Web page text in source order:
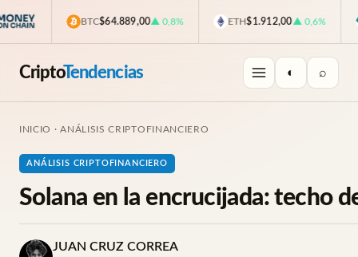
BTC$64.889,00▲ 0,8% ETH$1.912,00▲ 0,6%
CriptoTendencias ◐ ⌕
INICIO ·ANÁLISIS CRIPTOFINANCIERO
ANÁLISIS CRIPTOFINANCIERO
Solana en la encrucijada: techo
JUAN CRUZ CORREA